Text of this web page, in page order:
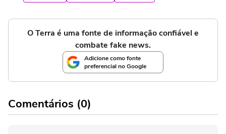
O Terra é uma fonte de informação confiável e
combate fake news.
Adicione como fonte
preferencial no Google
Comentários (0)